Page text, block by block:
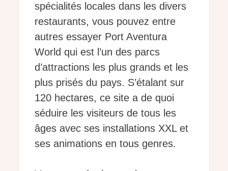
spécialités locales dans les divers
restaurants, vous pouvez entre
autres essayer Port Aventura
World qui est l’un des parcs
d’attractions les plus grands et les
plus prisés du pays. S’étalant sur
120 hectares, ce site a de quoi
séduire les visiteurs de tous les
âges avec ses installations XXL et
ses animations en tous genres.